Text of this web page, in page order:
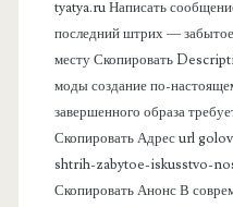
tyatya.ru Написать
последний штрих —
месту Скопировать
моды создание по-
завершенного образа
Скопировать Адрес url
shtrih-zabytoe-iskusstvo-
Скопировать Анонс В